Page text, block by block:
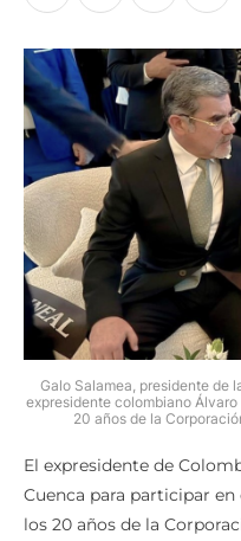
Galo Salamea, presidente de
expresidente colombiano
20 años de la
El expresidente de
Cuenca para participar
los 20 años de la